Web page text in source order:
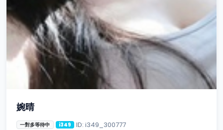
婉晴
一對多等待中 i349 ID: i349_300777